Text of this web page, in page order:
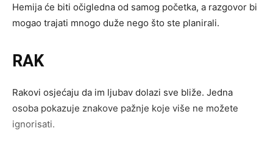
Hemija će biti očigledna od samog početka, a razgovor bi
mogao trajati mnogo duže nego što ste planirali.
RAK
Rakovi osjećaju da im ljubav dolazi sve bliže. Jedna
osoba pokazuje znakove pažnje koje više ne možete
ignorisati.